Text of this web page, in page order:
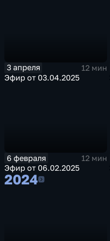
3 апреля
12 мин
Эфир от 03.04.2025
6 февраля
12 мин
Эфир от 06.02.2025
20242024